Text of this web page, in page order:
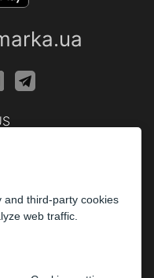
and third-party cookies
web traffic.